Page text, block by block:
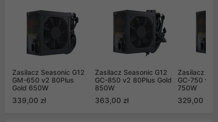
Zasilacz Seasonic G12
GM-650 v2 80Plus
Gold 650W
339,00 zł
Zasilacz Seasonic G12
GC-850 v2 80Plus Gold
850W
363,00 zł
Zasilacz
GC-750 v2
750W
329,00 zł